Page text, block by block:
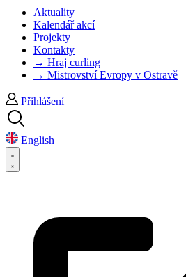
Aktuality
Kalendář akcí
Projekty
Kontakty
→ Hraj curling
→ Mistrovství Evropy v Ostravě
Přihlášení
English